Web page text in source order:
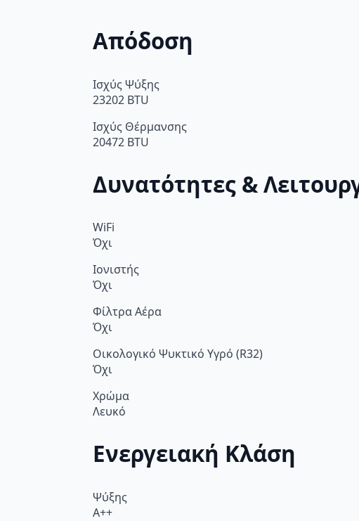
Απόδοση
Ισχύς Ψύξης
23202 BTU
Ισχύς Θέρμανσης
20472 BTU
Δυνατότητες &
WiFi
Όχι
Ιονιστής
Όχι
Φίλτρα Αέρα
Όχι
Οικολογικό Ψυκτικό Υγρό (R32)
Όχι
Χρώμα
Λευκό
Ενεργειακή Κλάση
Ψύξης
A++